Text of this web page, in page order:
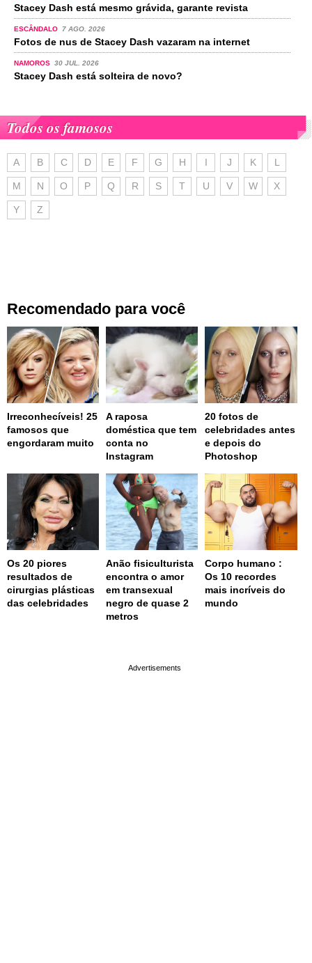
Stacey Dash está mesmo grávida, garante revista
ESCÂNDALO 7 AGO. 2026
Fotos de nus de Stacey Dash vazaram na internet
NAMOROS 30 JUL. 2026
Stacey Dash está solteira de novo?
Todos os famosos
A B C D E F G H I J K L
M N O P Q R S T U V W X
Y Z
Recomendado para você
Irreconhecíveis! 25
famosos que
engordaram muito
A raposa
doméstica que tem
conta no
Instagram
20 fotos de
celebridades antes
e depois do
Photoshop
Os 20 piores
resultados de
cirurgias plásticas
das celebridades
Anão fisiculturista
encontra o amor
em transexual
negro de quase 2
metros
Corpo humano :
Os 10 recordes
mais incríveis do
mundo